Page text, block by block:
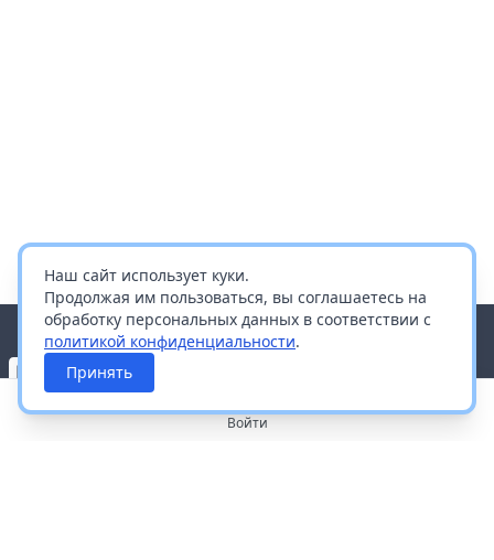
Наш сайт использует куки.
Продолжая им пользоваться, вы соглашаетесь на
обработку персональных данных в соответствии с
политикой конфиденциальности.
Принять
Войти